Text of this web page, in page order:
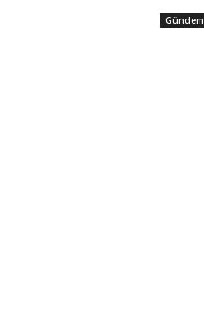
Gündem